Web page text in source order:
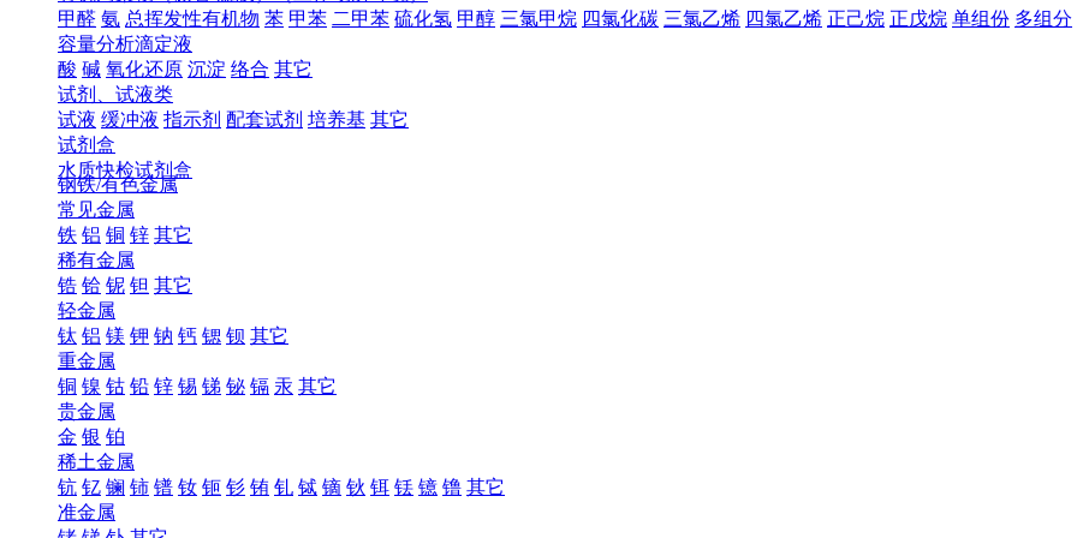
甲醛 氨 总挥发性有机物 苯 甲苯 二甲苯 硫化氢 甲醇 三氯甲烷 四氯化碳 三氯乙烯 四氯乙烯 正己烷 正戊烷 单组份 多组分
容量分析滴定液
酸 碱 氧化还原 沉淀 络合 其它
试剂、试液类
试液 缓冲液 指示剂 配套试剂 培养基 其它
试剂盒
水质快检试剂盒
钢铁/有色金属
常见金属
铁 铝 铜 锌 其它
稀有金属
锆 铪 铌 钽 其它
轻金属
钛 铝 镁 钾 钠 钙 锶 钡 其它
重金属
铜 镍 钴 铅 锌 锡 锑 铋 镉 汞 其它
贵金属
金 银 铂
稀土金属
钪 钇 镧 铈 镨 钕 钷 钐 铕 钆 铽 镝 钬 铒 铥 镱 镥 其它
准金属